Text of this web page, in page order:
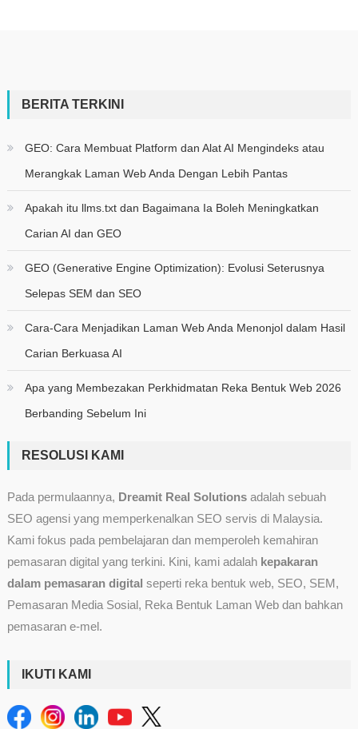
BERITA TERKINI
GEO: Cara Membuat Platform dan Alat AI Mengindeks atau
Merangkak Laman Web Anda Dengan Lebih Pantas
Apakah itu llms.txt dan Bagaimana Ia Boleh Meningkatkan
Carian AI dan GEO
GEO (Generative Engine Optimization): Evolusi Seterusnya
Selepas SEM dan SEO
Cara-Cara Menjadikan Laman Web Anda Menonjol dalam Hasil
Carian Berkuasa AI
Apa yang Membezakan Perkhidmatan Reka Bentuk Web 2026
Berbanding Sebelum Ini
RESOLUSI KAMI
Pada permulaannya, Dreamit Real Solutions adalah sebuah
SEO agensi yang memperkenalkan SEO servis di Malaysia.
Kami fokus pada pembelajaran dan memperoleh kemahiran
pemasaran digital yang terkini. Kini, kami adalah kepakaran
dalam pemasaran digital seperti reka bentuk web, SEO, SEM,
Pemasaran Media Sosial, Reka Bentuk Laman Web dan bahkan
pemasaran e-mel.
IKUTI KAMI